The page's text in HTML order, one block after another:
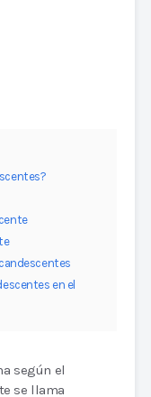
en el
según el
se llama